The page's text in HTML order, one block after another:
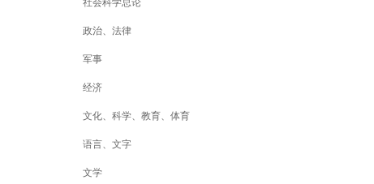
社会科学总论
政治、法律
军事
经济
文化、科学、教育、体育
语言、文字
文学